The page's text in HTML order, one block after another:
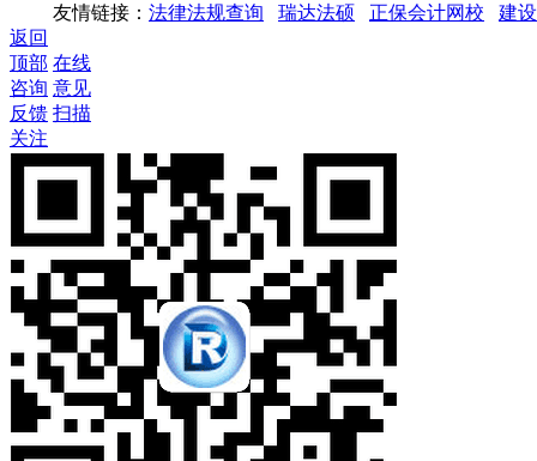
友情链接： 法律法规查询 瑞达法硕 正保会计网校
建
返回
顶部 在线
咨询 意见
反馈 扫描
关注